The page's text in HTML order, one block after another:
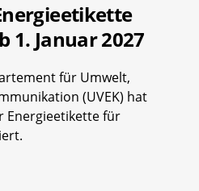
1. Januar 2027
für Umwelt,
(UVEK) hat
Energieetikette für